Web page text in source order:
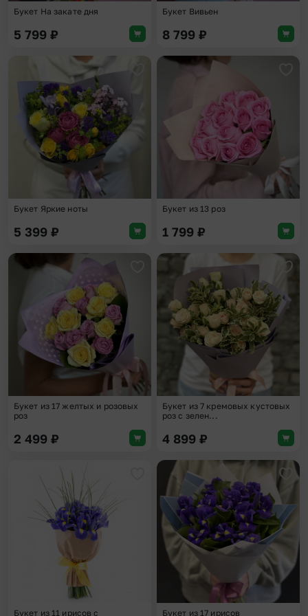
Букет На закате дня
5 799 ₽
Букет Вивьен
8 799 ₽
Букет Яркие ноты
5 399 ₽
Букет из 13 роз
1 799 ₽
Добавить в избранное
Букет из 17 желтых и розовых
роз
2 499 ₽
Букет из 7 кремовых кустовых
роз с зелен...
4 899 ₽
Добавить в избранное
Букет из 11 ирисов с
Букет из 17 ирисов